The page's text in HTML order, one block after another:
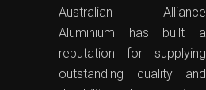
Australian Alliance
Aluminium has built a
reputation for supplying
outstanding quality and